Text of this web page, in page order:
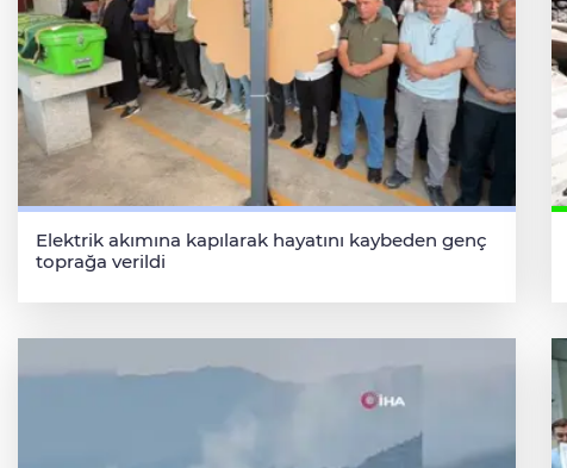
Elektrik akımına kapılarak hayatını kaybeden genç
toprağa verildi